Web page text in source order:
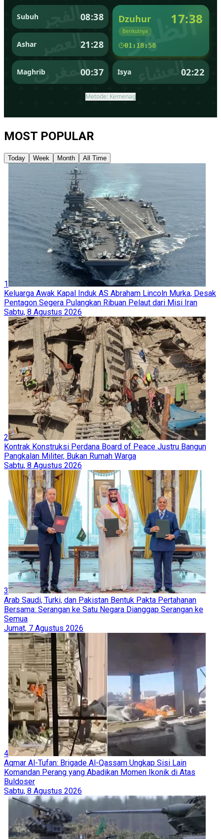
MOST POPULAR
Today Week Month All Time
1
Keluarga Awak Kapal Induk AS Abraham Lincoln Murka, Desak
Pentagon Segera Pulangkan Ribuan Pelaut dari Misi Iran
Sabtu, 8 Agustus 2026
2
Kontrak Konstruksi Perdana Board of Peace Justru Bangun
Pangkalan Militer, Bukan Rumah Warga
Sabtu, 8 Agustus 2026
3
Arab Saudi, Turki, dan Pakistan Bentuk Pakta Pertahanan
Bersama: Serangan ke Satu Negara Dianggap Serangan ke
Semua
Jumat, 7 Agustus 2026
4
Aqmar Al-Tufan: Brigade Al-Qassam Ungkap Sisi Lain
Komandan Perang yang Abadikan Momen Ikonik di Atas
Buldoser
Sabtu, 8 Agustus 2026